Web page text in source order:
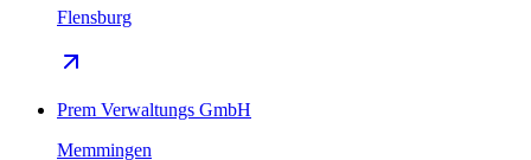
Flensburg
Prem Verwaltungs GmbH
Memmingen